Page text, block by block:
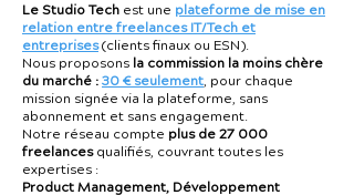
Le Studio Tech est une plateforme de mise en
relation entre freelances IT/Tech et
entreprises(clients finaux ou ESN).
Nous proposons la commission la moins chère
du marché :30 € seulement, pour chaque
mission signée via la plateforme, sans
abonnement et sans engagement.
Notre réseau compte plus de 27 000
freelancesqualifiés, couvrant toutes les
expertises :
Product Management, Développement